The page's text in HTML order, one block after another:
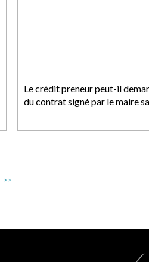
Le crédit preneur peut-il
du contrat signé par le maire
>>